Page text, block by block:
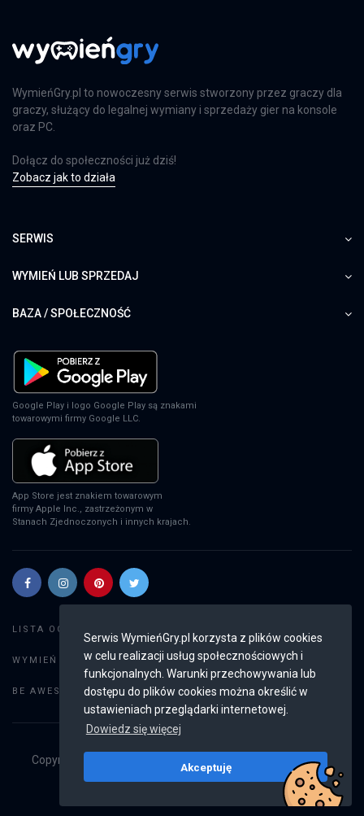
Serwis WymieńGry.pl korzysta z plików cookies
w celu realizacji usług społecznościowych i
funkcjonalnych. Warunki przechowywania lub
dostępu do plików cookies można określić w
ustawieniach przeglądarki internetowej.
Dowiedz się więcej
Akceptuję
WymieńGry.pl to nowoczesny serwis stworzony przez graczy dla
graczy, służący do legalnej wymiany i sprzedaży gier na konsole
oraz PC.
Dołącz do społeczności już dziś!
Zobacz jak to działa
SERWIS
WYMIEŃ LUB SPRZEDAJ
BAZA / SPOŁECZNOŚĆ
Google Play i logo Google Play są znakami
towarowymi firmy Google LLC.
App Store jest znakiem towarowym
firmy Apple Inc., zastrzeżonym w
Stanach Zjednoczonych i innych krajach.
LISTA OGŁOSZEŃ:
WYMIEŃ GRY: Dodaj ogłoszenie
BE AWESOME: Weryfikacja konta
Copyright © 2019 - 2026
Wszystkie prawa
v2.8.4